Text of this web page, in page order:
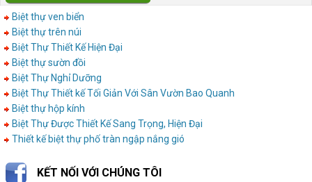
Biệt thự ven biển
Biệt thự trên núi
Biệt Thự Thiết Kế Hiện Đại
Biệt thự sườn đồi
Biệt Thự Nghỉ Dưỡng
Biệt Thự Thiết kế Tối Giản Với Sân Vườn Bao Quanh
Biệt thự hộp kính
Biệt Thự Được Thiết Kế Sang Trọng, Hiện Đại
Thiết kế biệt thự phố tràn ngập nắng gió
KẾT NỐI VỚI CHÚNG TÔI